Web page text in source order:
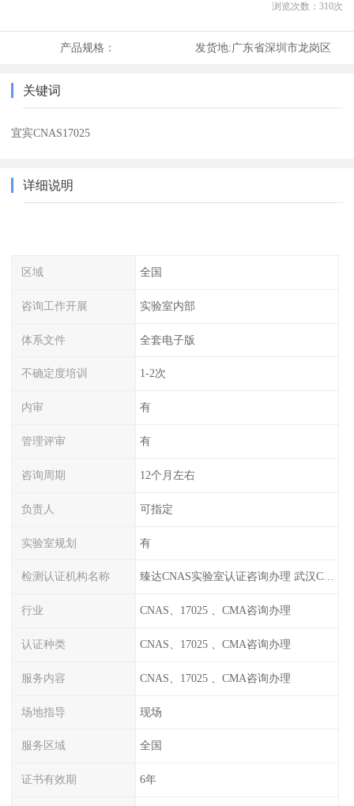
浏览次数： 310次
产品规格： 发货地:广东省深圳市龙岗区
关键词
宜宾CNAS17025
详细说明
区域 全国
咨询工作开展 实验室内部
体系文件 全套电子版
不确定度培训 1-2次
内审 有
管理评审 有
咨询周期 12个月左右
负责人 可指定
实验室规划 有
检测认证机构名称 臻达CNAS实验室认证咨询办理 武汉CNAS实验室认可办理
行业 CNAS、17025 、CMA咨询办理
认证种类 CNAS、17025 、CMA咨询办理
服务内容 CNAS、17025 、CMA咨询办理
场地指导 现场
服务区域 全国
证书有效期 6年